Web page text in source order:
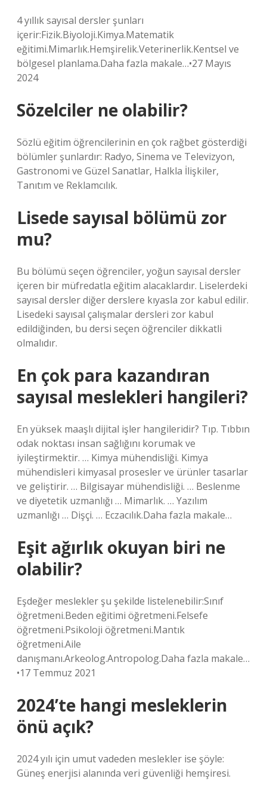
4 yıllık sayısal dersler şunları
içerir:Fizik.Biyoloji.Kimya.Matematik
eğitimi.Mimarlık.Hemşirelik.Veterinerlik.Kentsel ve
bölgesel planlama.Daha fazla makale…•27 Mayıs
2024
Sözelciler ne olabilir?
Sözlü eğitim öğrencilerinin en çok rağbet gösterdiği
bölümler şunlardır: Radyo, Sinema ve Televizyon,
Gastronomi ve Güzel Sanatlar, Halkla İlişkiler,
Tanıtım ve Reklamcılık.
Lisede sayısal bölümü zor
mu?
Bu bölümü seçen öğrenciler, yoğun sayısal dersler
içeren bir müfredatla eğitim alacaklardır. Liselerdeki
sayısal dersler diğer derslere kıyasla zor kabul edilir.
Lisedeki sayısal çalışmalar dersleri zor kabul
edildiğinden, bu dersi seçen öğrenciler dikkatli
olmalıdır.
En çok para kazandıran
sayısal meslekleri hangileri?
En yüksek maaşlı dijital işler hangileridir? Tıp. Tıbbın
odak noktası insan sağlığını korumak ve
iyileştirmektir. … Kimya mühendisliği. Kimya
mühendisleri kimyasal prosesler ve ürünler tasarlar
ve geliştirir. … Bilgisayar mühendisliği. … Beslenme
ve diyetetik uzmanlığı … Mimarlık. … Yazılım
uzmanlığı … Dişçi. … Eczacılık.Daha fazla makale…
Eşit ağırlık okuyan biri ne
olabilir?
Eşdeğer meslekler şu şekilde listelenebilir:Sınıf
öğretmeni.Beden eğitimi öğretmeni.Felsefe
öğretmeni.Psikoloji öğretmeni.Mantık
öğretmeni.Aile
danışmanı.Arkeolog.Antropolog.Daha fazla makale…
•17 Temmuz 2021
2024’te hangi mesleklerin
önü açık?
2024 yılı için umut vadeden meslekler ise şöyle:
Güneş enerjisi alanında veri güvenliği hemşiresi.